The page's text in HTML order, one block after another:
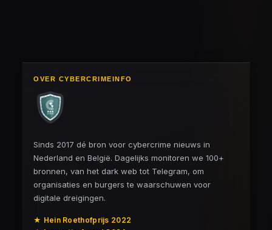
OVER CYBERCRIMEINFO
Sinds 2017 dé bron voor cybercrime nieuws in
Nederland en België. Dagelijks monitoren we 100+
bronnen, van het dark web tot Telegram, om
organisaties en burgers te waarschuwen voor
digitale dreigingen.
★ Hein Roethofprijs 2022